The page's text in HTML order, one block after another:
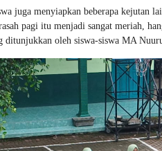
juga menyiapkan beberapa kejutan
pagi itu menjadi sangat meriah,
ditunjukkan oleh siswa-siswa MA